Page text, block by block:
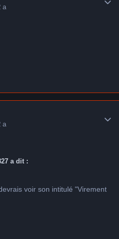
a
a
a dit :
voir son intitulé "Virement